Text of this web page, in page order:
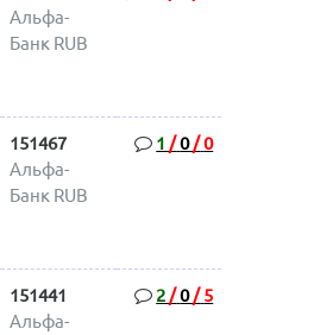
Альфа-
Банк RUB
151467
Альфа-
Банк RUB
1 /0/0
151441
Альфа-
2 /0/ 5